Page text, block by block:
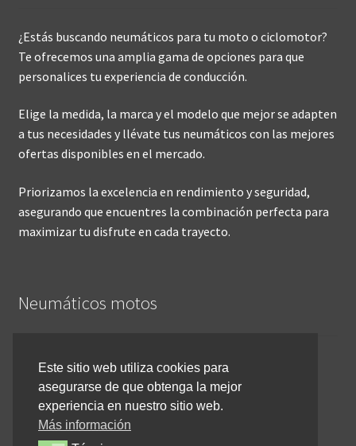
¿Estás buscando neumáticos para tu moto o ciclomotor?
Te ofrecemos una amplia gama de opciones para que
personalices tu experiencia de conducción.
Elige la medida, la marca y el modelo que mejor se adapten
a tus necesidades y llévate tus neumáticos con las mejores
ofertas disponibles en el mercado.
Priorizamos la excelencia en rendimiento y seguridad,
asegurando que encuentres la combinación perfecta para
maximizar tu disfrute en cada trayecto.
Neumáticos motos
Inicio
Cómo comprar online
Devoluciones y reembolsos
Este sitio web utiliza cookies para
asegurarse de que obtenga la mejor
experiencia en nuestro sitio web.
Más información